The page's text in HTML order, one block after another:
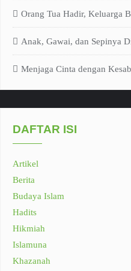
Orang Tua Hadir, Keluarga
Anak, Gawai, dan Sepinya
Menjaga Cinta dengan
DAFTAR ISI
Artikel
Berita
Budaya Islam
Hadits
Hikmiah
Islamuna
Khazanah